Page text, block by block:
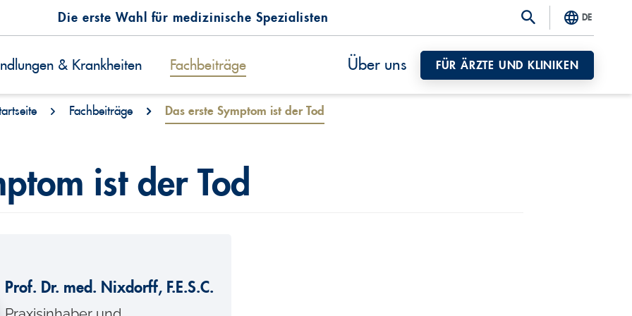
Die erste Wahl für medizinische Spezialisten DE
& Krankheiten Fachbeiträge Über uns FÜR ÄRZTE UND KLINIKEN
Fachbeiträge Das erste Symptom ist der Tod
ist der Tod
Prof. Dr. med. Nixdorff, F.E.S.C.